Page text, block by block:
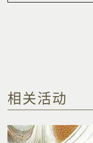
相关活动